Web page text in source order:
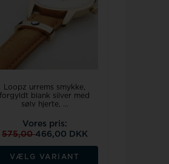
Loopz urrems smykke,
forgyldt blank silver med
sølv hjerte, ...
Vores pris:
575,00466,00 DKK
VÆLG VARIANT